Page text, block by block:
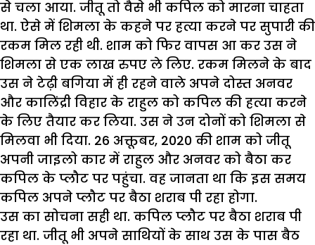
से चला आया. जीतू तो वैसे भी कपिल को मारना चाहता
था. ऐसे में शिमला के कहने पर हत्या करने पर सुपारी की
रकम मिल रही थी. शाम को फिर वापस आ कर उस ने
शिमला से एक लाख रुपए ले लिए. रकम मिलने के बाद
उस ने टेढ़ी बगिया में ही रहने वाले अपने दोस्त अनवर
और कालिंद्री विहार के राहुल को कपिल की हत्या करने
के लिए तैयार कर लिया. उस ने उन दोनों को शिमला से
मिलवा भी दिया. 26 अक्तूबर, 2020 की शाम को जीतू
अपनी जाइलो कार में राहुल और अनवर को बैठा कर
कपिल के प्लौट पर पहुंचा. वह जानता था कि इस समय
कपिल अपने प्लौट पर बैठा शराब पी रहा होगा.
उस का सोचना सही था. कपिल प्लौट पर बैठा शराब पी
रहा था. जीतू भी अपने साथियों के साथ उस के पास बैठ